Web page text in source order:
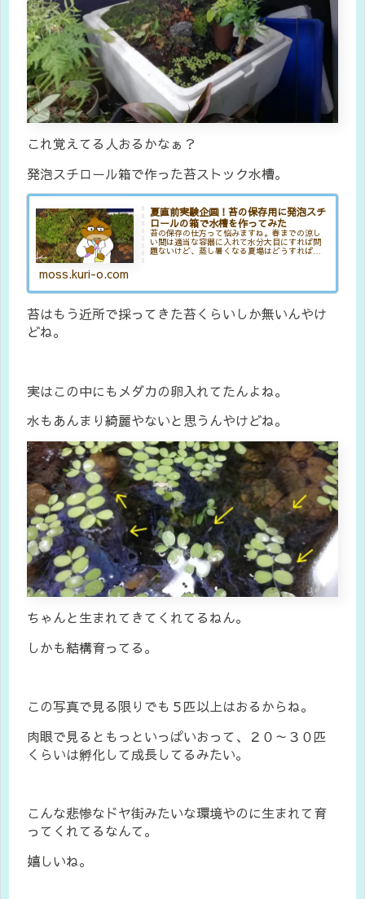
これ覚えてる人おるかなぁ？
発泡スチロール箱で作った苔ストック水槽。
夏直前実験企画！苔の保存用に発泡スチ
ロールの箱で水槽を作ってみた
苔の保存の仕方って悩みますね。春までの涼し
い間は適当な容器に入れて水分大目にすれば問
題ないけど、蒸し暑くなる夏場はどうすればい
moss.kuri-o.com
苔はもう近所で採ってきた苔くらいしか無いんやけ
どね。
実はこの中にもメダカの卵入れてたんよね。
水もあんまり綺麗やないと思うんやけどね。
ちゃんと生まれてきてくれてるねん。
しかも結構育ってる。
この写真で見る限りでも５匹以上はおるからね。
肉眼で見るともっといっぱいおって、２０～３０匹
くらいは孵化して成長してるみたい。
こんな悲惨なドヤ街みたいな環境やのに生まれて育
ってくれてるなんて。
嬉しいね。